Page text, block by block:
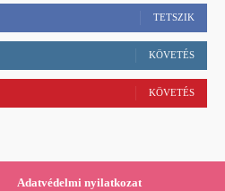
TETSZIK
KÖVETÉS
KÖVETÉS
Adatvédelmi nyilatkozat